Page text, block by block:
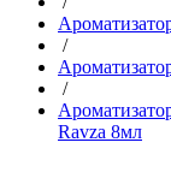
/
/
Ravza 8мл